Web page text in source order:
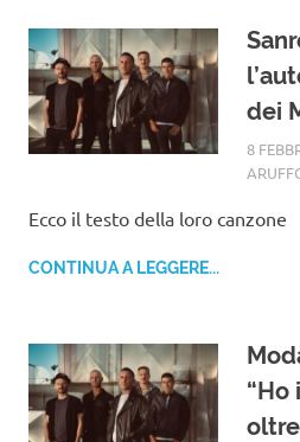
dei
8
Ecco il testo della loro canzone
CONTINUA A LEGGERE...
“Ho